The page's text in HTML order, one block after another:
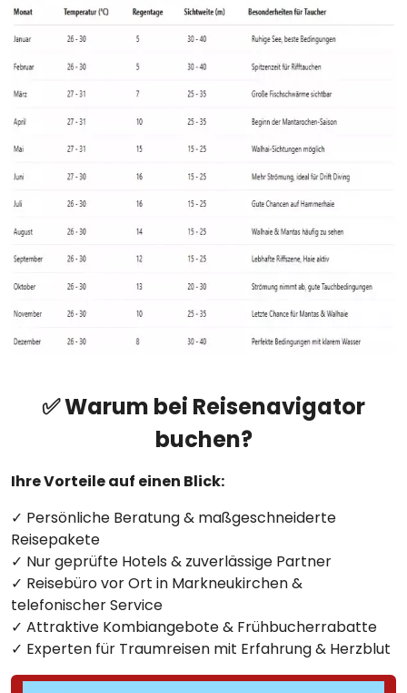
✅ Warum bei Reisenavigator
buchen?
Ihre Vorteile auf einen Blick:
✓ Persönliche Beratung & maßgeschneiderte
Reisepakete
✓ Nur geprüfte Hotels & zuverlässige Partner
✓ Reisebüro vor Ort in Markneukirchen &
telefonischer Service
✓ Attraktive Kombiangebote & Frühbucherrabatte
✓ Experten für Traumreisen mit Erfahrung & Herzblut